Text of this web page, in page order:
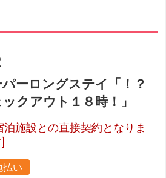
ーロングステイ「！？
クアウト１８時！」
泊施設との直接契約となりま
払い